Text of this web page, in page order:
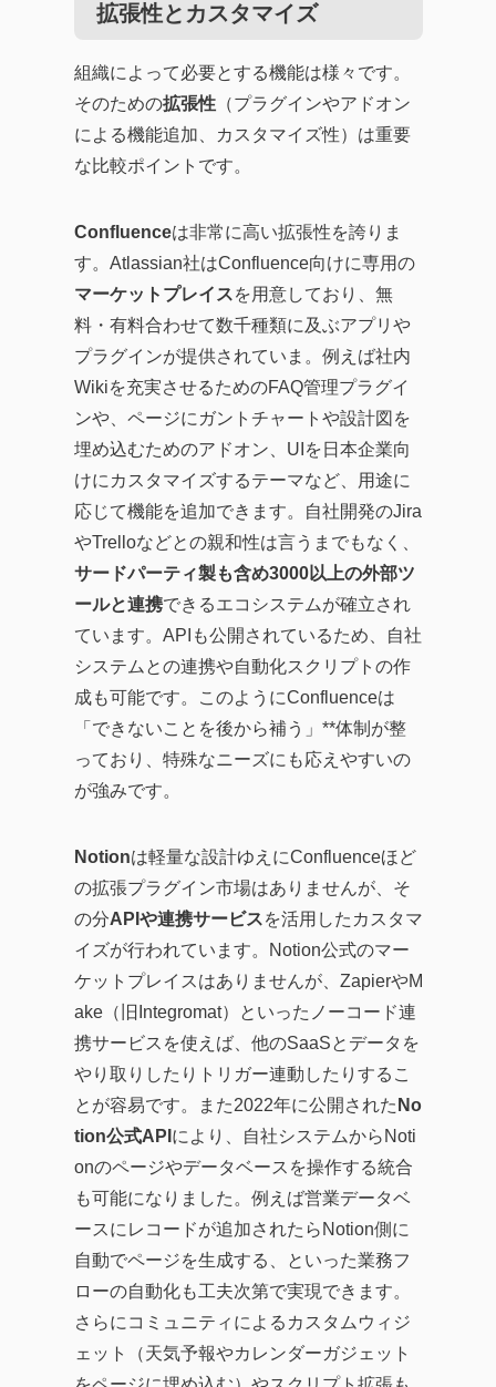
拡張性とカスタマイズ
組織によって必要とする機能は様々です。
そのための拡張性（プラグインやアドオン
による機能追加、カスタマイズ性）は重要
な比較ポイントです。
Confluenceは非常に高い拡張性を誇りま
す。Atlassian社はConfluence向けに専用の
マーケットプレイスを用意しており、無
料・有料合わせて数千種類に及ぶアプリや
プラグインが提供されていま。例えば社内
Wikiを充実させるためのFAQ管理プラグイ
ンや、ページにガントチャートや設計図を
埋め込むためのアドオン、UIを日本企業向
けにカスタマイズするテーマなど、用途に
応じて機能を追加できます。自社開発のJira
やTrelloなどとの親和性は言うまでもなく、
サードパーティ製も含め3000以上の外部ツ
ールと連携できるエコシステムが確立され
ています。APIも公開されているため、自社
システムとの連携や自動化スクリプトの作
成も可能です。このようにConfluenceは
「できないことを後から補う」**体制が整
っており、特殊なニーズにも応えやすいの
が強みです。
Notionは軽量な設計ゆえにConfluenceほど
の拡張プラグイン市場はありませんが、そ
の分APIや連携サービスを活用したカスタマ
イズが行われています。Notion公式のマー
ケットプレイスはありませんが、ZapierやM
ake（旧Integromat）といったノーコード連
携サービスを使えば、他のSaaSとデータを
やり取りしたりトリガー連動したりするこ
とが容易です。また2022年に公開された No
tion公式API により、自社システムからNoti
onのページやデータベースを操作する統合
も可能になりました。例えば営業データベ
ースにレコードが追加されたらNotion側に
自動でページを生成する、といった業務フ
ローの自動化も工夫次第で実現できます。
さらにコミュニティによるカスタムウィジ
ェット（天気予報やカレンダーガジェット